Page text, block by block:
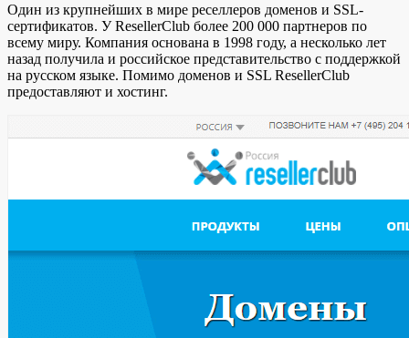
Один из крупнейших в мире реселлеров доменов и SSL-
сертификатов. У ResellerClub более 200 000 партнеров по
всему миру. Компания основана в 1998 году, а несколько лет
назад получила и российское представительство с поддержкой
на русском языке. Помимо доменов и SSL ResellerClub
предоставляют и хостинг.